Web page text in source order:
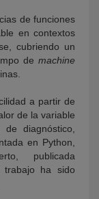
de funciones
en contextos
cubriendo un
de machine
a partir de
de la variable
diagnóstico,
en Python,
publicada
trabajo ha sido